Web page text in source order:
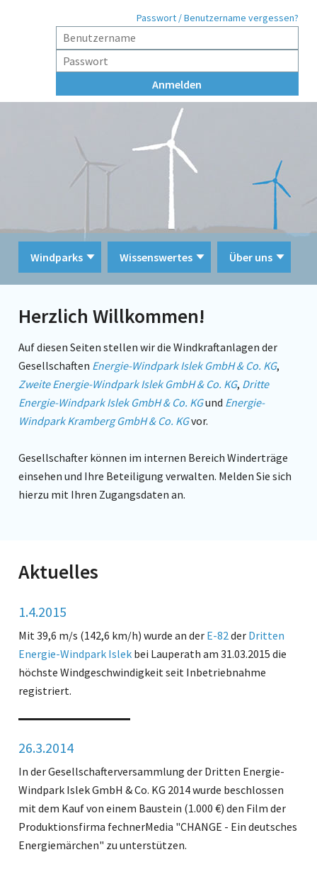
Passwort / Benutzername vergessen?
Windparks Wissenswertes Über uns
Herzlich Willkommen!
Auf diesen Seiten stellen wir die Windkraftanlagen der
Gesellschaften Energie-Windpark Islek GmbH & Co. KG,
Zweite Energie-Windpark Islek GmbH & Co. KG, Dritte
Energie-Windpark Islek GmbH & Co. KGund Energie-
Windpark Kramberg GmbH & Co. KGvor.
Gesellschafter können im internen Bereich Winderträge
einsehen und Ihre Beteiligung verwalten. Melden Sie sich
hierzu mit Ihren Zugangsdaten an.
Aktuelles
1.4.2015
Mit 39,6 m/s (142,6 km/h) wurde an der E-82der Dritten
Energie-Windpark Islek bei Lauperath am 31.03.2015 die
höchste Windgeschwindigkeit seit Inbetriebnahme
registriert.
26.3.2014
In der Gesellschafterversammlung der Dritten Energie-
Windpark Islek GmbH & Co. KG 2014 wurde beschlossen
mit dem Kauf von einem Baustein (1.000 €) den Film der
Produktionsfirma fechnerMedia "CHANGE - Ein deutsches
Energiemärchen" zu unterstützen.